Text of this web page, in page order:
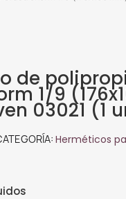
de
1/9
03021 (1
Herméticos